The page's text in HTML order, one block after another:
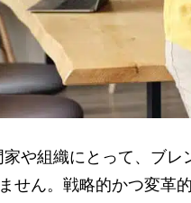
せん。戦略的かつ変革